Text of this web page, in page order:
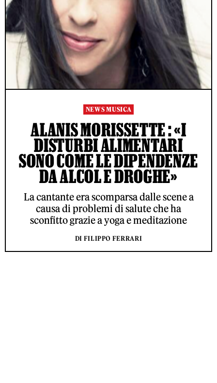
NEWS MUSICA
ALANIS MORISSETTE : «I
DISTURBI ALIMENTARI
SONO COME LE DIPENDENZE
DA ALCOL E DROGHE»
La cantante era scomparsa dalle scene a
causa di problemi di salute che ha
sconfitto grazie a yoga e meditazione
DI FILIPPO FERRARI